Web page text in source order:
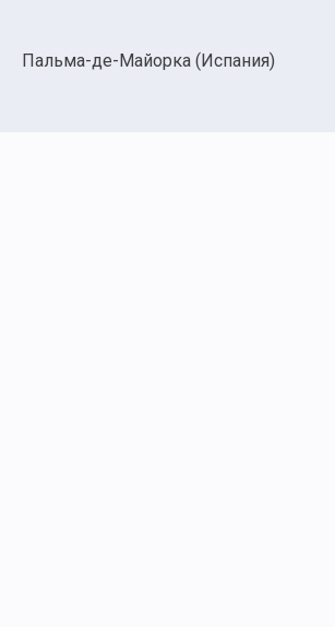
Пальма-де-Майорка (Испания)